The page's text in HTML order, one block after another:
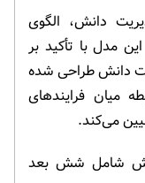
دانش، الگوی
(۲۰۰۳) است. این مدل با تأکید بر
دانش طراحی شده
میان فرایندهای
می‌کند.
شامل شش بعد